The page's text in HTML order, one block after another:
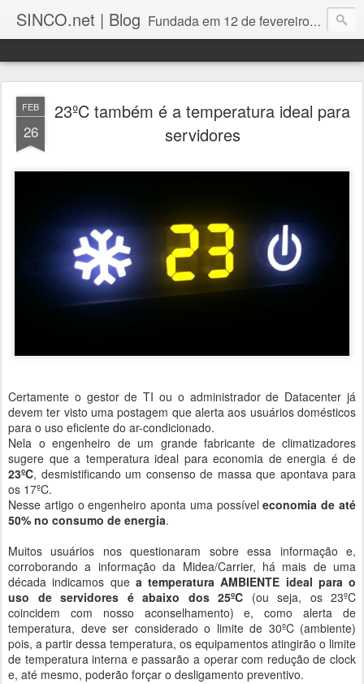
SINCO.net | Blog Fundada em 12 de fevereiro de 1982. Fabricante brasileira de servidores e workstations. Certificações: Intel Technology Provider Platinum, Seagate Storage Solution Provider, Kingston Premium Reseller, Nilko Design Partner.
FEB
26
23ºC também é a temperatura ideal para
servidores
Certamente o gestor de TI ou o administrador de Datacenter já
devem ter visto uma postagem que alerta aos usuários domésticos
para o uso eficiente do ar-condicionado.
Nela o engenheiro de um grande fabricante de climatizadores
sugere que a temperatura ideal para economia de energia é de
23ºC, desmistificando um consenso de massa que apontava para
os 17ºC.
Nesse artigo o engenheiro aponta uma possíveleconomia de até
50% no consumo de energia.
Muitos usuários nos questionaram sobre essa informação e,
corroborando a informação da Midea/Carrier, há mais de uma
década indicamos que a temperatura AMBIENTE ideal para o
uso de servidores é abaixo dos 25ºC (ou seja, os 23ºC
coincidem com nosso aconselhamento) e, como alerta de
temperatura, deve ser considerado o limite de 30ºC (ambiente)
pois, a partir dessa temperatura, os equipamentos atingirão o limite
de temperatura interna e passarão a operar com redução de clock
e, até mesmo, poderão forçar o desligamento preventivo.